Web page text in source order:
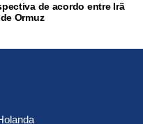
de acordo entre Irã
Ormuz